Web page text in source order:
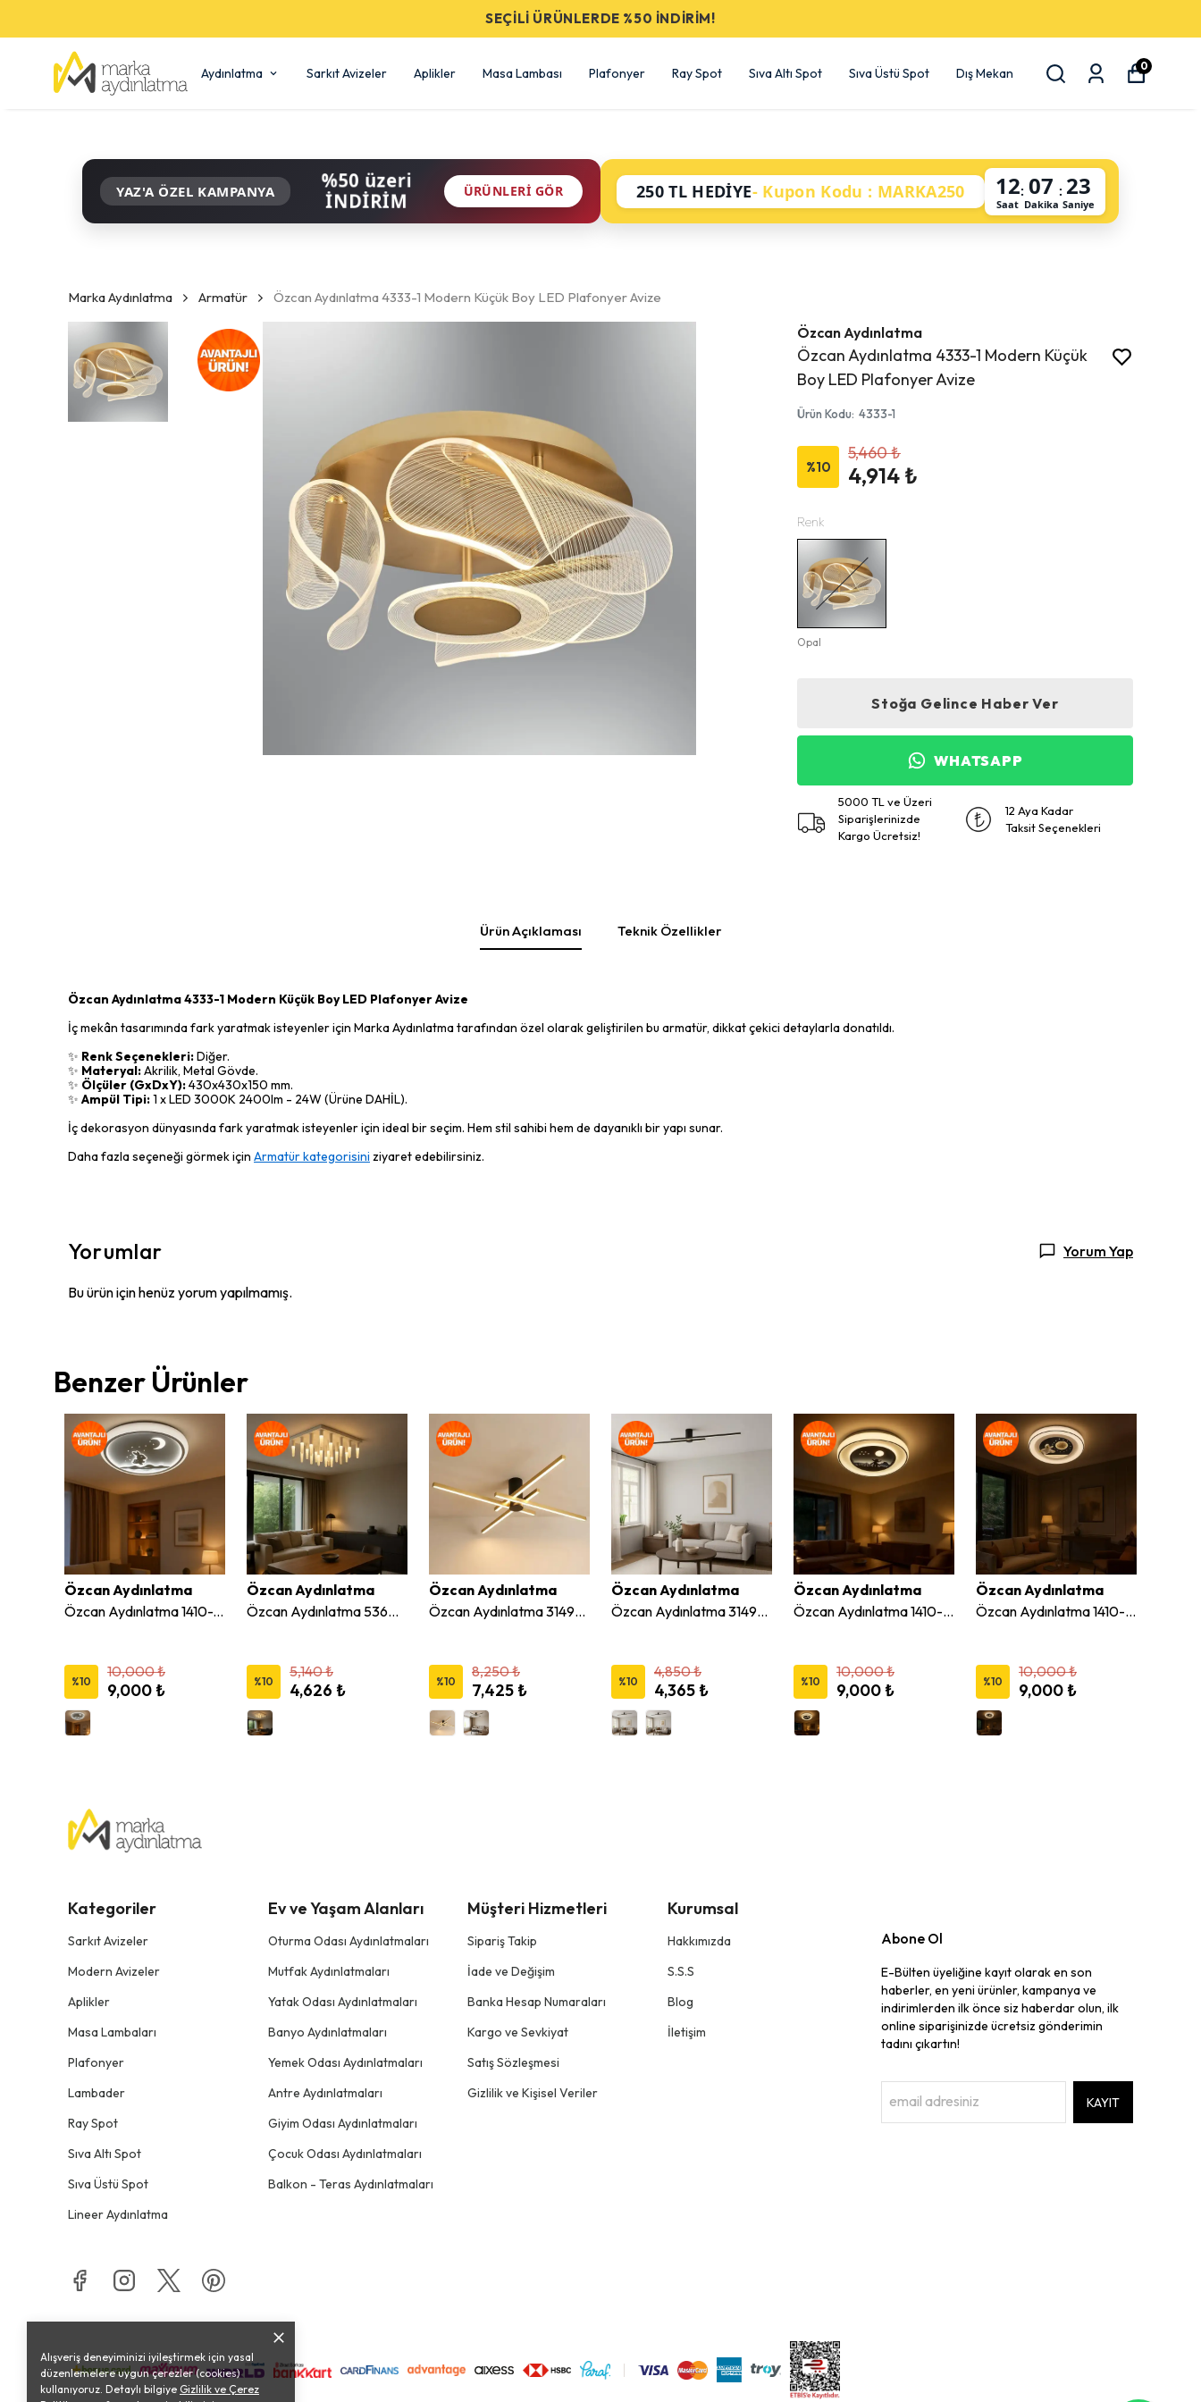
SEÇİLİ ÜRÜNLERDE %50 İNDİRİM!
Aydınlatma Sarkıt Avizeler Aplikler Masa Lambası Plafonyer Ray Spot Sıva Altı Spot Sıva Üstü Spot Dış Mekan 0
Alışveriş deneyiminizi iyileştirmek için yasal
düzenlemelere uygun çerezler (cookies)
kullanıyoruz. Detaylı bilgiye Gizlilik ve Çerez
YAZ'A ÖZEL KAMPANYA
%50 üzeri
İNDİRİM
ÜRÜNLERI GÖR 250 TL HEDİYE- Kupon Kodu : MARKA250 12
Saat
: 07
Dakika
: 22
Saniye
Marka Aydınlatma Armatür Özcan Aydınlatma 4333-1 Modern Küçük Boy LED Plafonyer Avize
Özcan Aydınlatma
Özcan Aydınlatma 4333-1 Modern Küçük
Boy LED Plafonyer Avize
Ürün Kodu: 4333-1
%10
5,460 ₺
4,914 ₺
Renk
Opal
Stoğa Gelince Haber Ver
WHATSAPP
5000 TL ve Üzeri
Siparişlerinizde
Kargo Ücretsiz!
12 Aya Kadar
Taksit Seçenekleri
Ürün Açıklaması Teknik Özellikler
Özcan Aydınlatma 4333-1 Modern Küçük Boy LED Plafonyer Avize
İç mekân tasarımında fark yaratmak isteyenler için Marka Aydınlatma tarafından özel olarak geliştirilen bu armatür, dikkat çekici detaylarla donatıldı.
✨ Renk Seçenekleri:Diğer.
✨ Materyal:Akrilik, Metal Gövde.
✨ Ölçüler (GxDxY):430x430x150 mm.
✨ Ampül Tipi:1 x LED 3000K 2400lm - 24W (Ürüne DAHİL).
İç dekorasyon dünyasında fark yaratmak isteyenler için ideal bir seçim. Hem stil sahibi hem de dayanıklı bir yapı sunar.
Daha fazla seçeneği görmek için Armatür kategorisini ziyaret edebilirsiniz.
Yorumlar Yorum Yap
Bu ürün için henüz yorum yapılmamış.
Benzer Ürünler
Özcan Aydınlatma
Özcan Aydınlatma 1410-10 Yuvarlak 50 cm LED Armatür Avize
%10
10,000 ₺
9,000 ₺
Özcan Aydınlatma
Özcan Aydınlatma 5360K-25 25'li Kare LED Armatür Avize
%10
5,140 ₺
4,626 ₺
Özcan Aydınlatma
Özcan Aydınlatma 3149-3 Kare Büyük 4 Çubuk LED Armatür Avize
%10
8,250 ₺
7,425 ₺
Özcan Aydınlatma
Özcan Aydınlatma 3149-1 2 Çubuklu Led Armatür Avize
%10
4,850 ₺
4,365 ₺
Özcan Aydınlatma
Özcan Aydınlatma 1410-08 Yuvarlak 50 cm Led Plafonyer Avize
%10
10,000 ₺
9,000 ₺
Özcan Aydınlatma
Özcan Aydınlatma 1410-07 Yuvarlak 50 cm LED Armatür Avize
%10
10,000 ₺
9,000 ₺
Kategoriler
Sarkıt Avizeler
Modern Avizeler
Aplikler
Masa Lambaları
Plafonyer
Lambader
Ray Spot
Sıva Altı Spot
Sıva Üstü Spot
Lineer Aydınlatma
Ev ve Yaşam Alanları
Oturma Odası Aydınlatmaları
Mutfak Aydınlatmaları
Yatak Odası Aydınlatmaları
Banyo Aydınlatmaları
Yemek Odası Aydınlatmaları
Antre Aydınlatmaları
Giyim Odası Aydınlatmaları
Çocuk Odası Aydınlatmaları
Balkon - Teras Aydınlatmaları
Müşteri Hizmetleri
Sipariş Takip
İade ve Değişim
Banka Hesap Numaraları
Kargo ve Sevkiyat
Satış Sözleşmesi
Gizlilik ve Kişisel Veriler
Kurumsal
Hakkımızda
S.S.S
Blog
İletişim
Abone Ol
E-Bülten üyeliğine kayıt olarak en son
haberler, en yeni ürünler, kampanya ve
indirimlerden ilk önce siz haberdar olun, ilk
online siparişinizde ücretsiz gönderimin
tadını çıkartın!
KAYIT